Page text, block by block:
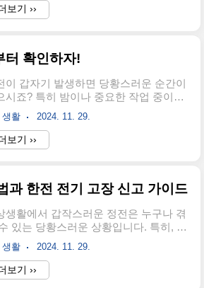
을 확인하세요. 📌 도시가스 요금 지원:
금액, 신청 방법, 기간 등 모든 정보를 한
확인할 수 있습니다. 📌 에너지바우처
제공하는 지원 제도입니다.전기, 도시
지원에 대해 비용을 지원하며,하절기와
기로 나누어 각각 적합한 에너지 사용
을 제공합니다. 🌟 지원 대상 확인하기:
해당될까? 에너지바우처는 소득기준
세대원 특성기준을 동시에 충족해야 합
보기 ››
터 확인하자!
이 갑자기 발생하면 당황스러운 순간이
시죠? 특히 밤이나 중요한 작업 중이라
욱 그렇습니다. 하지만 이런 상황에서
하게 대처하는 것이 가장 중요합니
오늘은 정전 시 대처 방법과 전기 고장
결 가이드를 단계별로 알아보겠습니
당황하지 마세요. 주변을 살피고 차분
전자레인지 등)가 작동 중이었다면 즉시
하세요.2️⃣ 주변 상황 확인집 안 전체가
인지, 아니면 특정 방이나 기기만 전기
간 건지 확인합니다.이웃집이나 건물
가 정전인지도 확인해 보세요. 단순히
생활 2024. 11. 29.
보기 ››
과 한전 전기 고장 신고 가이드
생활에서 갑작스러운 정전은 누구나 겪
있는 당황스러운 상황입니다. 특히, 폭
설, 강풍 등 기후 요인으로 전력 공급
중단될 경우, 빠르고 침착하게 대처하는
중요합니다. 오늘은 정전 시 전기 고장
방법과 한전을 통해 이를 해결하는 절
생활 2024. 11. 29.
보기 ››